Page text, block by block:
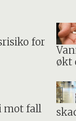
for
økt
mot fall